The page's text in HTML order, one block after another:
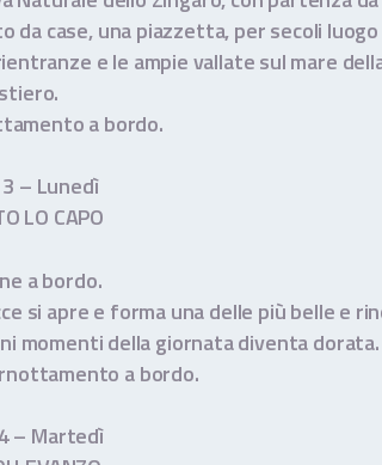
da case, una piazzetta, per secoli luogo
e le ampie vallate sul mare
a bordo.
– Lunedì
LO CAPO
a bordo.
apre e forma una delle più belle e
momenti della giornata diventa dorata.
a bordo.
– Martedì